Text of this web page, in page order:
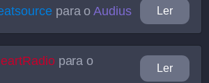
para oAudius Ler
para o
Ler